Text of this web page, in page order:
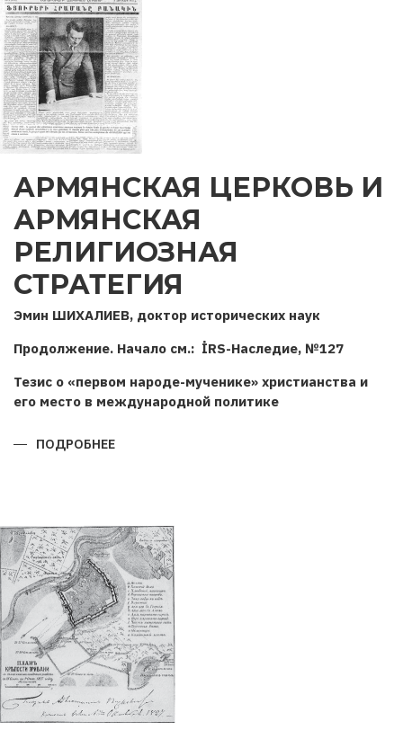
АРМЯНСКАЯ ЦЕРКОВЬ И
АРМЯНСКАЯ
РЕЛИГИОЗНАЯ
СТРАТЕГИЯ
Эмин ШИХАЛИЕВ, доктор исторических наук
Продолжение. Начало см.: İRS-Наследие, №127
Тезис о «первом народе-мученике» христианства и
его место в международной политике
ПОДРОБНЕЕ